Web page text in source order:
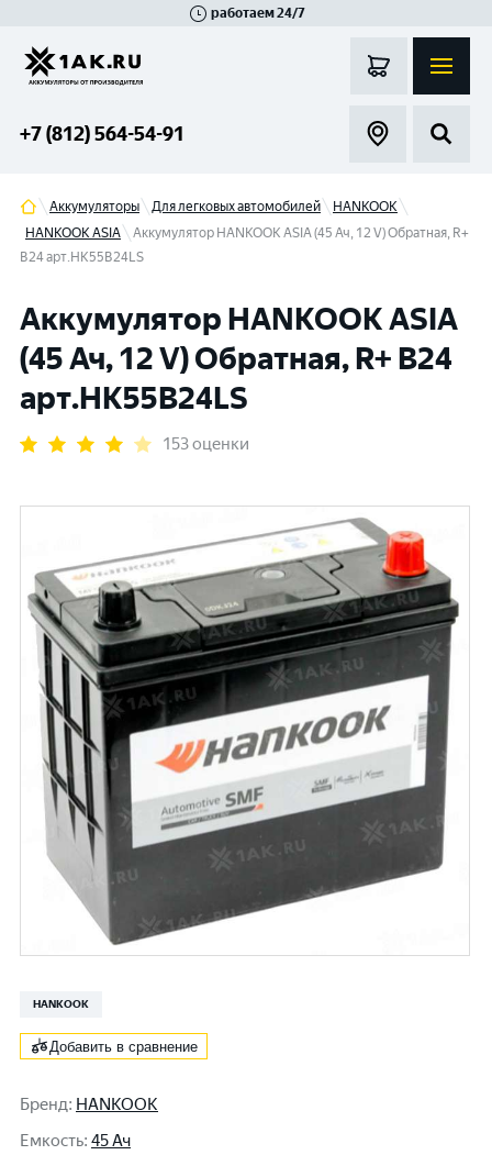
работаем 24/7
+7 (812) 564-54-91
Аккумуляторы Для легковых автомобилей
HANKOOK
HANKOOK ASIA
Аккумулятор HANKOOK ASIA (45 Ач, 12 V) Обратная, R+
B24 арт.HK55B24LS
Аккумулятор HANKOOK ASIA
(45 Ач, 12 V) Обратная, R+ B24
арт.HK55B24LS
153 оценки
HANKOOK
Добавить в сравнение
Бренд: HANKOOK
Емкость: 45 Ач
Гатчина